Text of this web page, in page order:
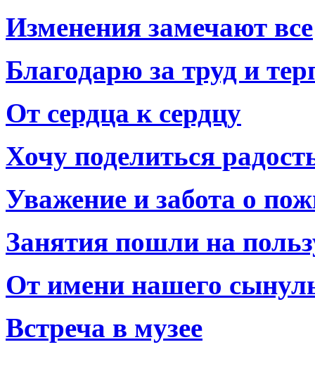
Изменения замечают все
Благодарю за труд и
От сердца к сердцу
Хочу поделиться
Уважение и забота о
Занятия пошли на
От имени нашего
Встреча в музее